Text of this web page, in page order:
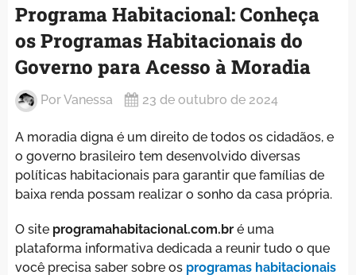
Programa Habitacional: Conheça
os Programas Habitacionais do
Governo para Acesso à Moradia
PorVanessa 23 de outubro de 2024
A moradia digna é um direito de todos os cidadãos, e
o governo brasileiro tem desenvolvido diversas
políticas habitacionais para garantir que famílias de
baixa renda possam realizar o sonho da casa própria.
O site programahabitacional.com.bré uma
plataforma informativa dedicada a reunir tudo o que
você precisa saber sobre os programas habitacionais